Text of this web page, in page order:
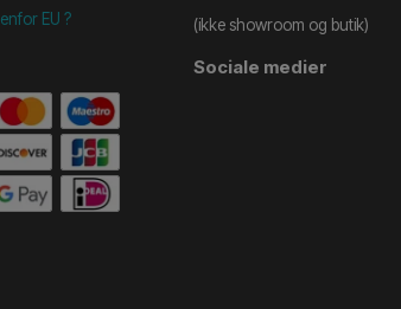
EU ? (ikke showroom og butik)
Sociale medier